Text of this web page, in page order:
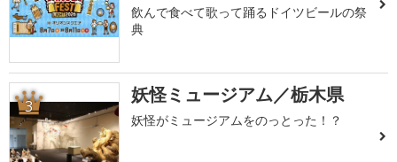
飲んで食べて歌って踊るドイツビールの祭
典
3 妖怪ミュージアム／栃木県
妖怪がミュージアムをのっとった！？